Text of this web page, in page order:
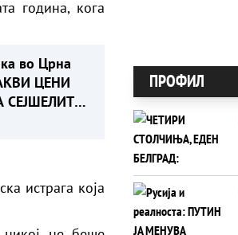
година, кога
во Црна
ЦЕНИ
истрага која
ПРОФИЛ